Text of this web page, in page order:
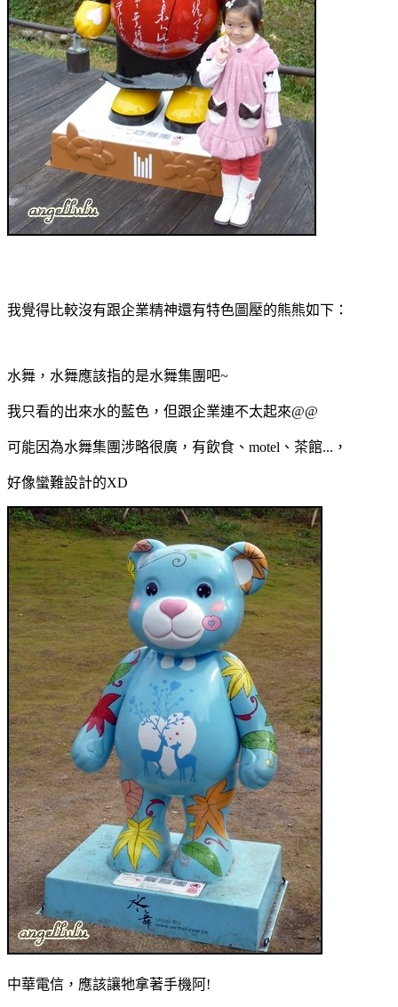
我覺得比較沒有跟企業精神還有特色圖壓的熊熊如下：
水舞，水舞應該指的是水舞集團吧~
我只看的出來水的藍色，但跟企業連不太起來@@
可能因為水舞集團涉略很廣，有飲食、motel、茶館...，
好像蠻難設計的XD
中華電信，應該讓牠拿著手機阿!